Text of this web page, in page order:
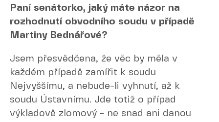
Paní senátorko, jaký máte názor na
rozhodnutí obvodního soudu v případě
Martiny Bednářové?
Jsem přesvědčena, že věc by měla v
každém případě zamířit k soudu
Nejvyššímu, a nebude-li vyhnutí, až k
soudu Ústavnímu. Jde totiž o případ
výkladově zlomový - ne snad ani danou